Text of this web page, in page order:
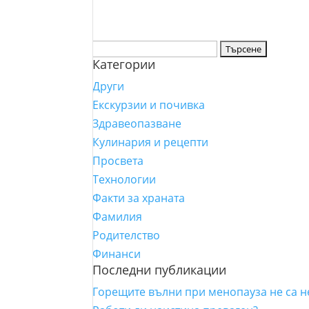
за:
Категории
Други
Екскурзии и почивка
Здравеопазване
Кулинария и рецепти
Просвета
Технологии
Факти за храната
Фамилия
Родителство
Финанси
Последни публикации
Горещите вълни при менопауза не са